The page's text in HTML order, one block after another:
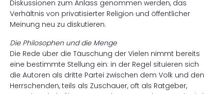
Diskussionen zum Anlass genommen werden, das
Verhältnis von privatisierter Religion und öffentlicher
Meinung neu zu diskutieren.
Die Philosophen und die Menge
Die Rede über die Täuschung der Vielen nimmt bereits
eine bestimmte Stellung ein: in der Regel situieren sich
die Autoren als dritte Partei zwischen dem Volk und den
Herrschenden, teils als Zuschauer, oft als Ratgeber,